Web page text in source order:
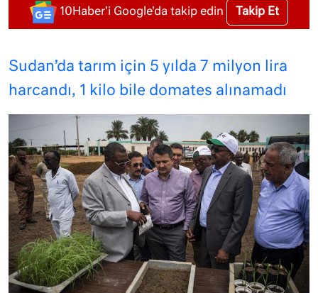
10Haber'i Google'da takip edin Takip Et
Sudan’da tarım için 5 yılda 7 milyon lira
harcandı, 1 kilo bile domates alınamadı